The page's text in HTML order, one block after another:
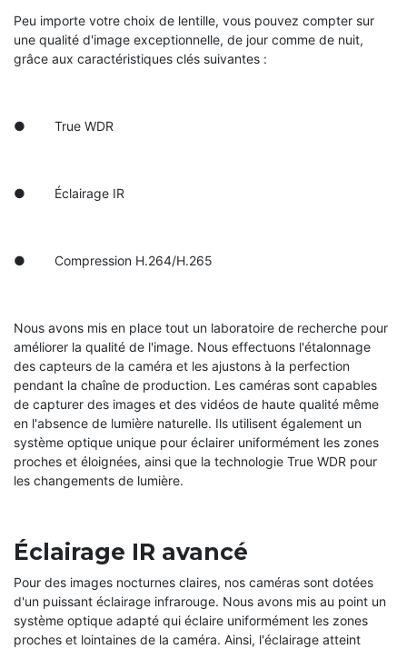
Peu importe votre choix de lentille, vous pouvez compter sur
une qualité d'image exceptionnelle, de jour comme de nuit,
grâce aux caractéristiques clés suivantes :
● True WDR
● Éclairage IR
● Compression H.264/H.265
Nous avons mis en place tout un laboratoire de recherche pour
améliorer la qualité de l'image. Nous effectuons l'étalonnage
des capteurs de la caméra et les ajustons à la perfection
pendant la chaîne de production. Les caméras sont capables
de capturer des images et des vidéos de haute qualité même
en l'absence de lumière naturelle. Ils utilisent également un
système optique unique pour éclairer uniformément les zones
proches et éloignées, ainsi que la technologie True WDR pour
les changements de lumière.
Éclairage IR avancé
Pour des images nocturnes claires, nos caméras sont dotées
d'un puissant éclairage infrarouge. Nous avons mis au point un
système optique adapté qui éclaire uniformément les zones
proches et lointaines de la caméra. Ainsi, l'éclairage atteint